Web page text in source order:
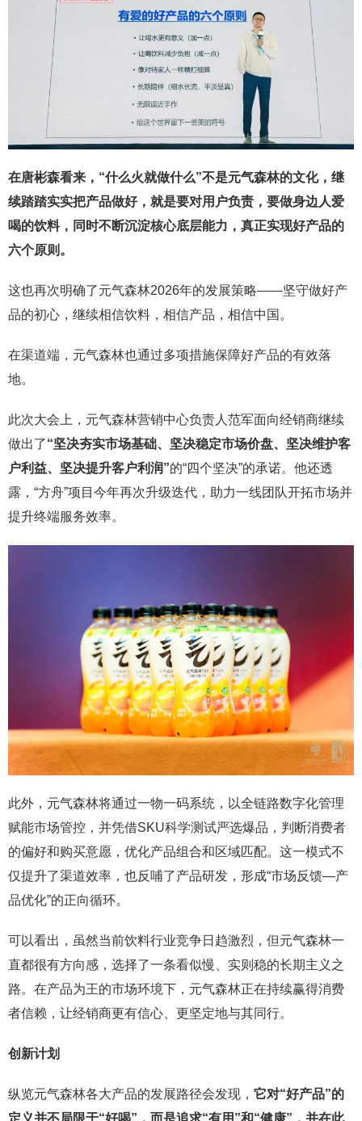
在唐彬森看来，“什么火就做什么”不是元气森林的文化，继
续踏踏实实把产品做好，就是要对用户负责，要做身边人爱
喝的饮料，同时不断沉淀核心底层能力，真正实现好产品的
六个原则。
这也再次明确了元气森林2026年的发展策略——坚守做好产
品的初心，继续相信饮料，相信产品，相信中国。
在渠道端，元气森林也通过多项措施保障好产品的有效落
地。
此次大会上，元气森林营销中心负责人范军面向经销商继续
做出了“坚决夯实市场基础、坚决稳定市场价盘、坚决维护客
户利益、坚决提升客户利润”的“四个坚决”的承诺。他还透
露，“方舟”项目今年再次升级迭代，助力一线团队开拓市场并
提升终端服务效率。
此外，元气森林将通过一物一码系统，以全链路数字化管理
赋能市场管控，并凭借SKU科学测试严选爆品，判断消费者
的偏好和购买意愿，优化产品组合和区域匹配。这一模式不
仅提升了渠道效率，也反哺了产品研发，形成“市场反馈—产
品优化”的正向循环。
可以看出，虽然当前饮料行业竞争日趋激烈，但元气森林一
直都很有方向感，选择了一条看似慢、实则稳的长期主义之
路。在产品为王的市场环境下，元气森林正在持续赢得消费
者信赖，让经销商更有信心、更坚定地与其同行。
创新计划
纵览元气森林各大产品的发展路径会发现， 它对“好产品”的
定义并不局限于“好喝” ，而是追求“有用 ”和“健康” ，并在此